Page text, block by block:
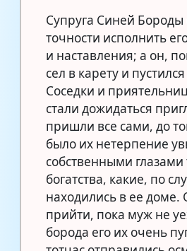
Супруга Синей
точности исполнить
и наставления; а он,
сел в карету и
Соседки и
стали дожидаться
пришли все сами, до
было их нетерпение
собственными
богатства, какие, по
находились в ее доме.
прийти, пока муж не
борода его их очень